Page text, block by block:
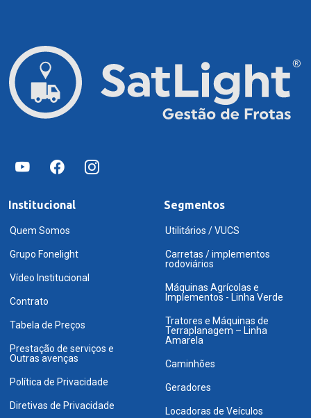
Institucional
Quem Somos
Grupo Fonelight
Vídeo Institucional
Contrato
Tabela de Preços
Prestação de serviços e
Outras avenças
Política de Privacidade
Diretivas de Privacidade
Segmentos
Utilitários / VUCS
Carretas / implementos
rodoviários
Máquinas Agrícolas e
Implementos - Linha Verde
Tratores e Máquinas de
Terraplanagem – Linha
Amarela
Caminhões
Geradores
Locadoras de Veículos